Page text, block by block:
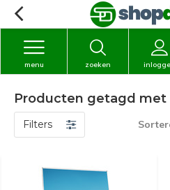
zoeken
menu
Producten getagd met
Filters